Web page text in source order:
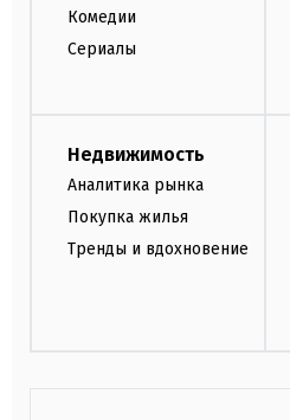
Комедии
Сериалы
Недвижимость
Аналитика рынка
Покупка жилья
Тренды и вдохновение